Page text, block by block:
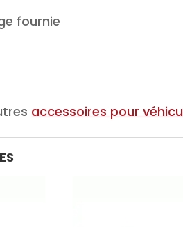
fournie
accessoires pour